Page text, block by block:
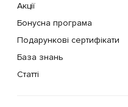
Акції
Бонусна програма
Подарункові сертифікати
База знань
Статті